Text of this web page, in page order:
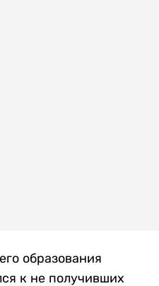
образования
к не получивших